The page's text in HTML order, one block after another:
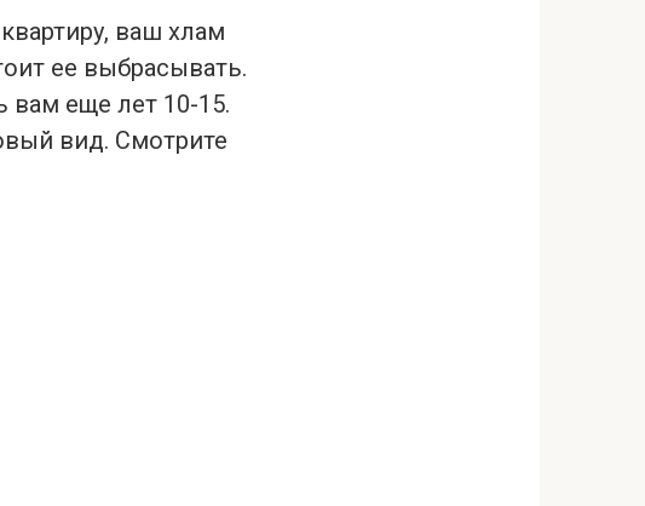
ваш хлам
ее выбрасывать.
вам еще лет 10-15.
вид. Смотрите